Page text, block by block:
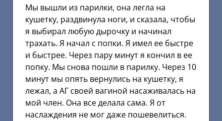
Мы вышли из парилки, она легла на
кушетку, раздвинула ноги, и сказала, чтобы
я выбирал любую дырочку и начинал
трахать. Я начал с попки. Я имел ее быстре
и быстрее. Через пару минут я кончил в ее
попку. Мы снова пошли в парилку. Через 10
минут мы опять вернулись на кушетку, я
лежал, а АГ своей вагиной насаживалась на
мой член. Она все делала сама. Я от
наслаждения не мог даже пошевелиться.